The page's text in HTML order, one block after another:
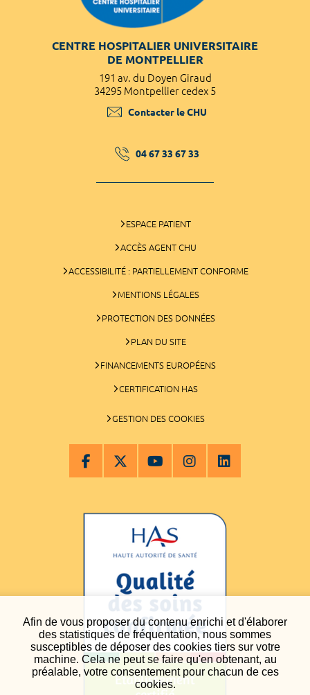
Afin de vous proposer du contenu enrichi et d'élaborer
des statistiques de fréquentation, nous sommes
susceptibles de déposer des cookies tiers sur votre
machine. Cela ne peut se faire qu'en obtenant, au
préalable, votre consentement pour chacun de ces
cookies.
CENTRE HOSPITALIER UNIVERSITAIRE
DE MONTPELLIER
191 av. du Doyen Giraud
34295 Montpellier cedex 5
Contacter le CHU
04 67 33 67 33
ESPACE PATIENT
ACCÈS AGENT CHU
ACCESSIBILITÉ : PARTIELLEMENT CONFORME
MENTIONS LÉGALES
PROTECTION DES DONNÉES
PLAN DU SITE
FINANCEMENTS EUROPÉENS
CERTIFICATION HAS
GESTION DES COOKIES